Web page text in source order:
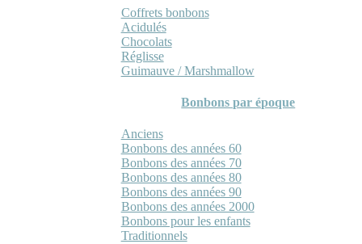
Coffrets bonbons
Acidulés
Chocolats
Réglisse
Guimauve / Marshmallow
Bonbons par époque
Anciens
Bonbons des années 60
Bonbons des années 70
Bonbons des années 80
Bonbons des années 90
Bonbons des années 2000
Bonbons pour les enfants
Traditionnels